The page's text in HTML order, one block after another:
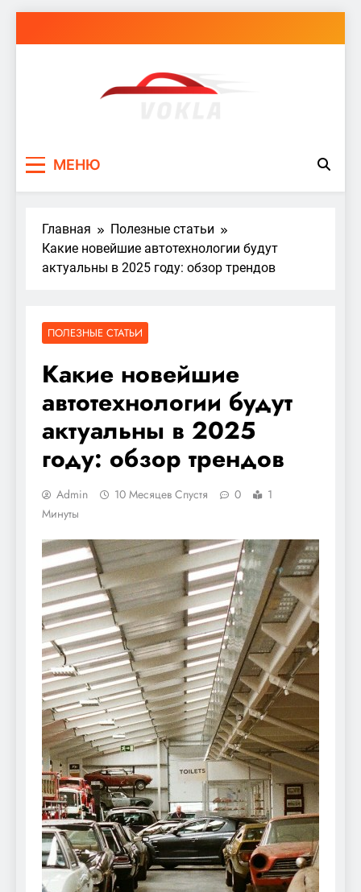
МЕНЮ
Главная
Полезные статьи
Какие новейшие автотехнологии будут
актуальны в 2025 году: обзор трендов
ПОЛЕЗНЫЕ СТАТЬИ
Какие новейшие
автотехнологии будут
актуальны в 2025
году: обзор трендов
Admin 10 Месяцев Спустя 0
1
Минуты